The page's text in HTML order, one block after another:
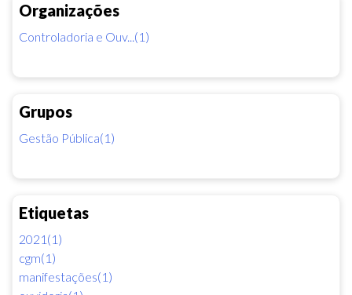
Organizações
Controladoria e Ouv...(1)
Grupos
Gestão Pública(1)
Etiquetas
2021(1)
cgm(1)
manifestações(1)